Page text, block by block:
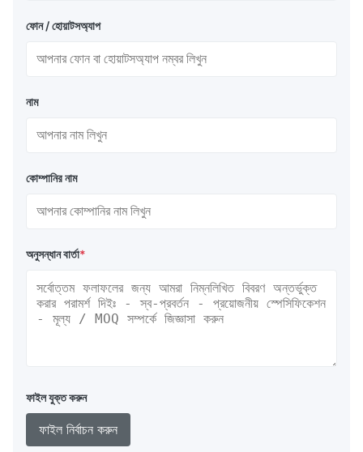
ফোন / হোয়াটসঅ্যাপ
নাম
কোম্পানির নাম
অনুসন্ধান বার্তা*
ফাইল যুক্ত করুন
ফাইল নির্বাচন করুন